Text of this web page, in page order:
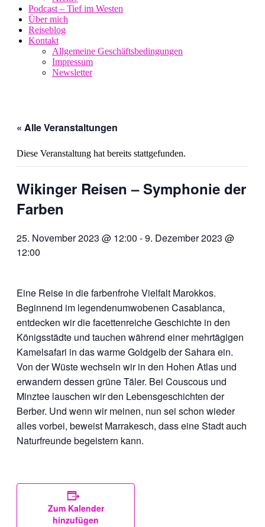
Podcast – Tief im Westen
Über mich
Reiseblog
Kontakt
Allgemeine Geschäftsbedingungen
Impressum
Newsletter
« Alle Veranstaltungen
Diese Veranstaltung hat bereits stattgefunden.
Wikinger Reisen – Symphonie der
Farben
25. November 2023 @ 12:00 -9. Dezember 2023 @
12:00
Eine Reise in die farbenfrohe Vielfalt Marokkos.
Beginnend im legendenumwobenen Casablanca,
entdecken wir die facettenreiche Geschichte in den
Königsstädte und tauchen während einer mehrtägigen
Kamelsafari in das warme Goldgelb der Sahara ein.
Von der Wüste wechseln wir in den Hohen Atlas und
erwandern dessen grüne Täler. Bei Couscous und
Minztee lauschen wir den Lebensgeschichten der
Berber. Und wenn wir meinen, nun sei schon wieder
alles vorbei, beweist Marrakesch, dass eine Stadt auch
Naturfreunde begeistern kann.
Zum Kalender
hinzufügen